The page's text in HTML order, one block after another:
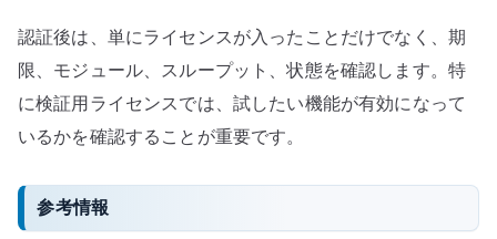
認証後は、単にライセンスが入ったことだけでなく、期
限、モジュール、スループット、状態を確認します。特
に検証用ライセンスでは、試したい機能が有効になって
いるかを確認することが重要です。
参考情報